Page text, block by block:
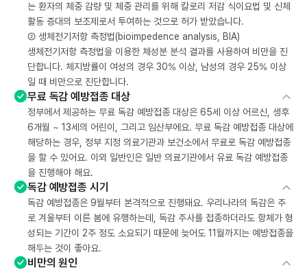
는 환자의 체중 감량 및 체중 관리를 위해 칼로리 저감 식이요법 및 신체
활동 증대의 보조제로서 투여하는 것으로 허가 받았습니다.
② 생체전기저항 측정법(bioimpedence analysis, BIA)
생체전기저항 측정법을 이용한 체성분 분석 결과를 사용하여 비만을 진
단합니다. 체지방률이 여성의 경우 30% 이상, 남성의 경우 25% 이상
일 때 비만으로 진단합니다.
무료 독감 예방접종 대상
정부에서 제공하는 무료 독감 예방접종 대상은 65세 이상 어르신, 생후
6개월 ~ 13세의 어린이, 그리고 임산부에요. 무료 독감 예방접종 대상에
해당하는 경우, 정부 지정 의료기관과 보건소에서 무료로 독감 예방접종
을 할 수 있어요. 이외 일반인은 일반 의료기관에서 유료 독감 예방접종
을 진행해야 해요.
독감 예방접종 시기
독감 예방접종은 9월부터 본격적으로 진행돼요. 우리나라의 독감은 주
로 겨울부터 이른 봄에 유행하는데, 독감 주사를 접종하더라도 항체가 형
성되는 기간이 2주 정도 소요되기 때문에 늦어도 11월까지는 예방접종을
해두는 것이 좋아요.
비만의 원인